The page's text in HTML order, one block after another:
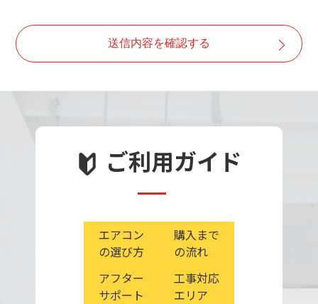
・取得した個人情報は、ご本人の同意なしに目的以外で
は利用しません。
委託業者も監督します。
・ご本人からの求めに応じ情報を開示します。
・公開された個人情報が事実と異なる場合、訂正や削除
に応じます。
送信内容を確認する
ご利用ガイド
エアコン
の選び方
購入まで
の流れ
アフター
サポート
工事対応
エリア